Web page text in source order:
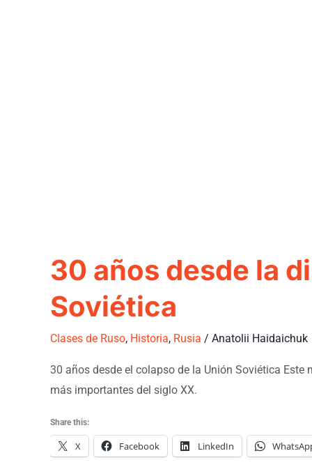
30 años desde la
Soviética
Clases de Ruso, Historia, Rusia / Anatolii Haidaichuk
30 años desde el colapso de la Unión Soviética
más importantes del siglo XX.​
Share this:
X Facebook LinkedIn